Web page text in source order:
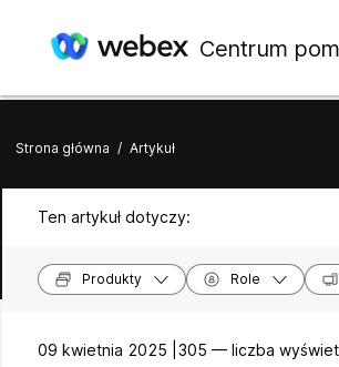
Centrum
Strona główna / Artykuł
Ten artykuł dotyczy:
Produkty Role
09 kwietnia 2025 | 305 — liczba